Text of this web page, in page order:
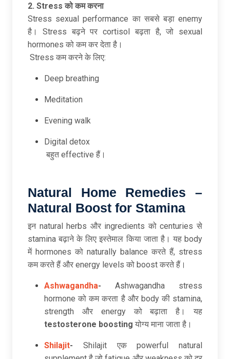
2. Stressकोकमकरना
Stress sexual performance का सबसे बड़ा enemy
है। Stress बढ़ने पर cortisol बढ़ता है, जो sexual
hormones को कम कर देता है।
Stress कम करने के लिए:
Deep breathing
Meditation
Evening walk
Digital detox
बहुत effective हैं।
Natural Home Remedies –
Natural Boost for Stamina
इन natural herbs और ingredients को centuries से
stamina बढ़ाने के लिए इस्तेमाल किया जाता है। यह body
में hormones को naturally balance करते हैं, stress
कम करते हैं और energy levels को boost करते हैं।
Ashwagandha- Ashwagandha stress
hormone को कम करता है और body की stamina,
strength और energy को बढ़ाता है। यह
testosterone boosting योग्य माना जाता है।
Shilajit- Shilajit एक powerful natural